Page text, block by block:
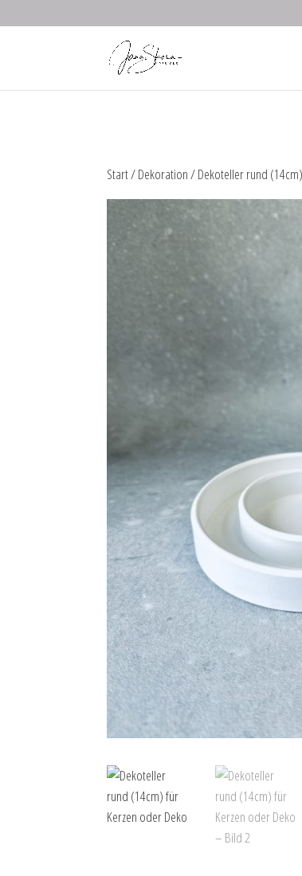
Start/Dekoration/ Dekoteller rund